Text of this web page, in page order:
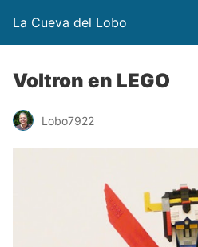
La Cueva del Lobo
Voltron en LEGO
Lobo7922